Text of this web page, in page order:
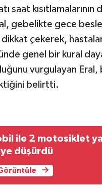
saat
gebelikte gece
çekerek,
genel bir kural
vurgulayan
belirtti.
ile 2 motosiklet
düşürdü